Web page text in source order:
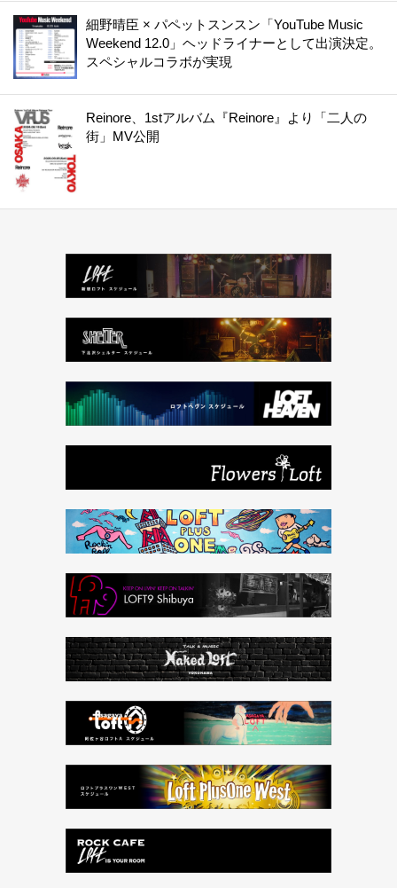
細野晴臣 × パペットスンスン「YouTube Music
Weekend 12.0」ヘッドライナーとして出演決定。
スペシャルコラボが実現
Reinore、1stアルバム『Reinore』より「二人の
街」MV公開